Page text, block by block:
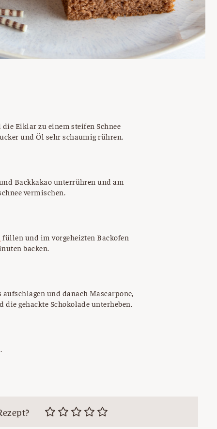
Eiklar zu einem steifen Schnee
und Öl sehr schaumig rühren.
Backkakao unterrühren und am
vermischen.
füllen und im vorgeheizten Backofen
backen.
aufschlagen und danach Mascarpone,
die gehackte Schokolade unterheben.